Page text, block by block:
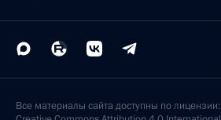
Все материалы сайта доступны по лицензии: